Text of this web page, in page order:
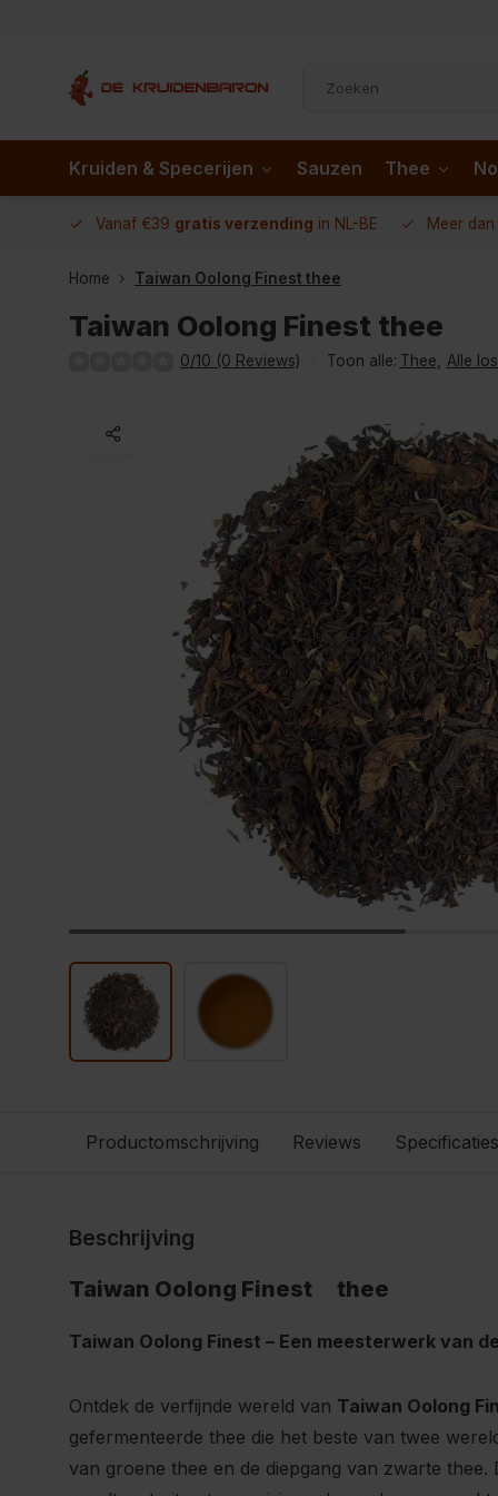
Kruiden & Specerijen Sauzen Thee
Vanaf €39 gratis verzending in NL-BE Meer dan
Home Taiwan Oolong Finest thee
Taiwan Oolong Finest thee
0/10 (0 Reviews) Toon alle: Thee Alle
Productomschrijving Reviews Specificaties
Beschrijving
Taiwan Oolong Finestﾠ thee
Taiwan Oolong Finest – Een meesterwerk van
Ontdek de verfijnde wereld van Taiwan Oolong
gefermenteerde thee die het beste van twee
van groene thee en de diepgang van zwarte thee.